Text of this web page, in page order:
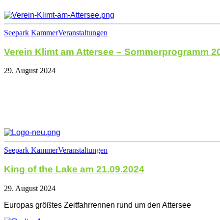
Seepark KammerVeranstaltungen
Verein Klimt am Attersee – Sommerprogramm
29. August 2024
Seepark KammerVeranstaltungen
King of the Lake am 21.09.2024
29. August 2024
Europas größtes Zeitfahrrennen rund um den Attersee